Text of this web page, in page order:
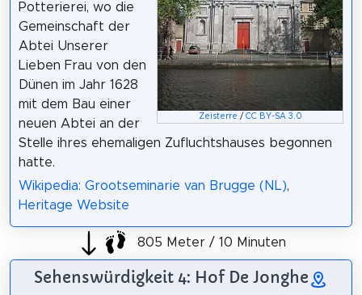
Zeisterre / CC BY-SA 3.0
Potterierei, wo die
Gemeinschaft der
Abtei Unserer
Lieben Frau von den
Dünen im Jahr 1628
mit dem Bau einer
neuen Abtei an der
Stelle ihres ehemaligen Zufluchtshauses begonnen
hatte.
Wikipedia: Grootseminarie van Brugge (NL),
Heritage Website
805 Meter / 10 Minuten
Sehenswürdigkeit 4: Hof De Jonghe